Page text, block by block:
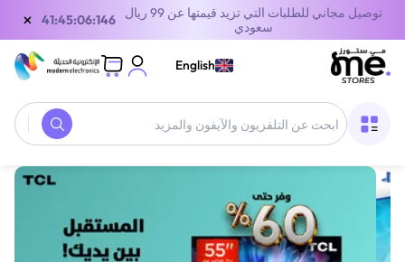
توصيل مجاني للطلبات التي تزيد قيمتها عن 99 ريال
سعودي
40:45:06:146
×
English